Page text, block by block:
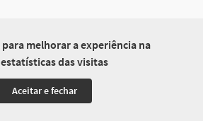
melhorar a experiência na
das visitas
Aceitar e fechar